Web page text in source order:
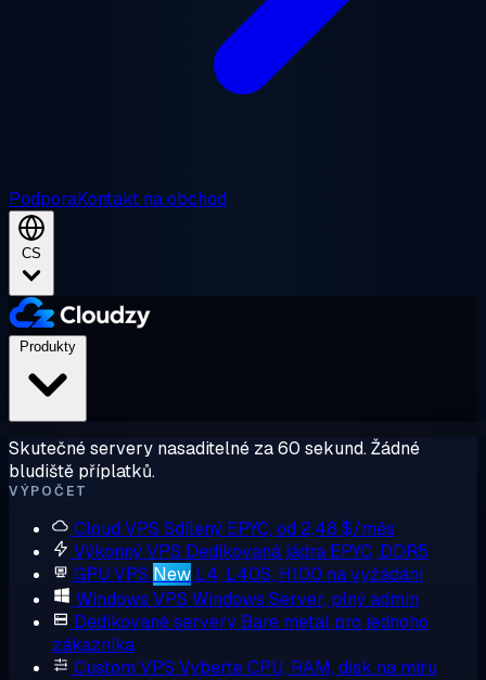
PodporaKontakt na obchod
CS
Skutečné servery nasaditelné za 60 sekund. Žádné
bludiště příplatků.
VÝPOČET
Cloud VPS Sdílený EPYC, od 2,48 $/měs
Výkonný VPS Dedikovaná jádra EPYC, DDR5
GPU VPS New L4, L40S, H100 na vyžádání
Windows VPS Windows Server, plný admin
Dedikované servery Bare metal pro jednoho
zákazníka
Custom VPS Vyberte CPU, RAM, disk na míru